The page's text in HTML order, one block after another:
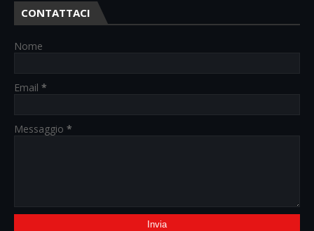
CONTATTACI
Nome
Email *
Messaggio *